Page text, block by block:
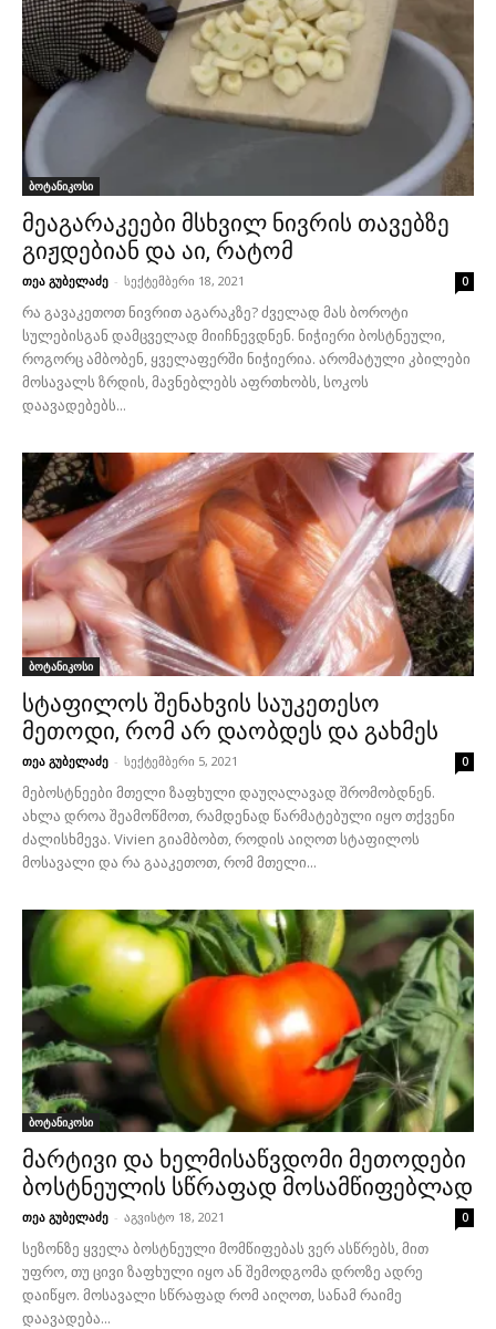
ბოტანიკოსი
მეაგარაკეები მსხვილ ნივრის თავებზე
გიჟდებიან და აი, რატომ
თეა გუბელაძე - სექტემბერი 18, 2021 0
რა გავაკეთოთ ნივრით აგარაკზე? ძველად მას ბოროტი
სულებისგან დამცველად მიიჩნევდნენ. ნიჭიერი ბოსტნეული,
როგორც ამბობენ, ყველაფერში ნიჭიერია. არომატული კბილები
მოსავალს ზრდის, მავნებლებს აფრთხობს, სოკოს
დაავადებებს...
ბოტანიკოსი
სტაფილოს შენახვის საუკეთესო
მეთოდი, რომ არ დაობდეს და გახმეს
თეა გუბელაძე - სექტემბერი 5, 2021 0
მებოსტნეები მთელი ზაფხული დაუღალავად შრომობდნენ.
ახლა დროა შეამოწმოთ, რამდენად წარმატებული იყო თქვენი
ძალისხმევა. Vivien გიამბობთ, როდის აიღოთ სტაფილოს
მოსავალი და რა გააკეთოთ, რომ მთელი...
ბოტანიკოსი
მარტივი და ხელმისაწვდომი მეთოდები
ბოსტნეულის სწრაფად მოსამწიფებლად
თეა გუბელაძე - აგვისტო 18, 2021 0
სეზონზე ყველა ბოსტნეული მომწიფებას ვერ ასწრებს, მით
უფრო, თუ ცივი ზაფხული იყო ან შემოდგომა დროზე ადრე
დაიწყო. მოსავალი სწრაფად რომ აიღოთ, სანამ რაიმე
დაავადება...